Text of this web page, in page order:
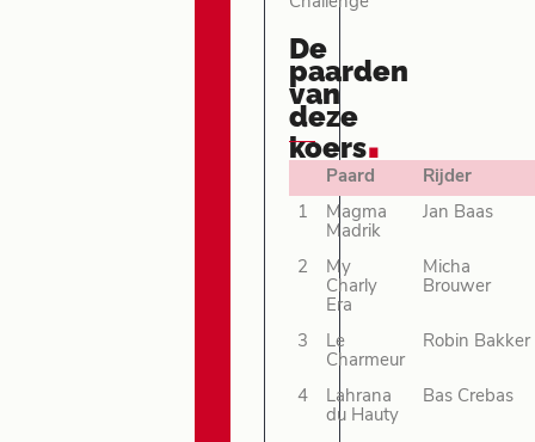
De
paarden
van
deze
koers.
Paard
Rijder
1
Magma
Madrik
Jan Baas
2
My
Charly
Era
Micha
Brouwer
3
Le
Charmeur
Robin Bakker
4
Lahrana
du Hauty
Bas Crebas